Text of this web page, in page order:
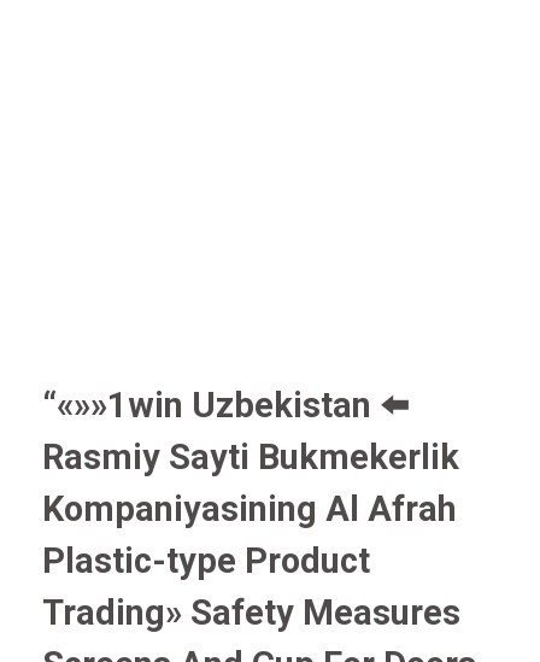
“«»»1win Uzbekistan ⬅️
Rasmiy Sayti Bukmekerlik
Kompaniyasining Al Afrah
Plastic-type Product
Trading» Safety Measures